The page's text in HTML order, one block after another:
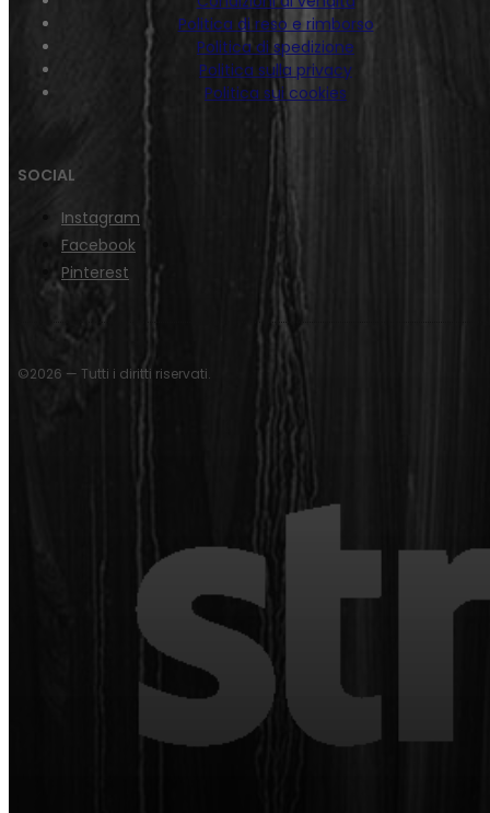
Politica di reso e rimborso
Politica di spedizione
Politica sulla privacy
Politica sui cookies
SOCIAL
Instagram
Facebook
Pinterest
©2026 — Tutti i diritti riservati.